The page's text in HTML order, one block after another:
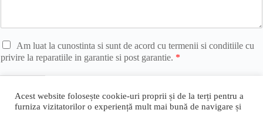
A
c
Am luat la cunostinta si sunt de acord cu termenii si conditiile cu
privire la reparatiile in garantie si post garantie. *
Acest website folosește cookie-uri proprii și de la terți pentru a
furniza vizitatorilor o experiență mult mai bună de navigare și